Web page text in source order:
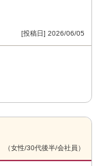
[投稿日] 2026/06/05
（女性/30代後半/会社員）